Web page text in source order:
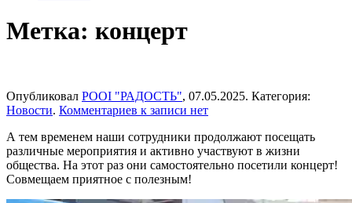
Метка: концерт
Опубликовал РООІ "РАДОСТЬ", 07.05.2025. Категория:
Новости. Комментариев к записи нет
А тем временем наши сотрудники продолжают посещать
различные мероприятия и активно участвуют в жизни
общества. На этот раз они самостоятельно посетили концерт!
Совмещаем приятное с полезным!